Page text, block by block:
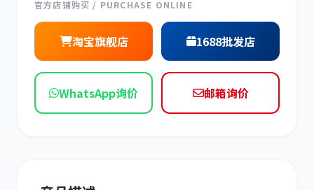
现代 帕金斯
官方店铺购买 / PURCHASE ONLINE
淘宝旗舰店 1688批发店
WhatsApp询价 邮箱询价